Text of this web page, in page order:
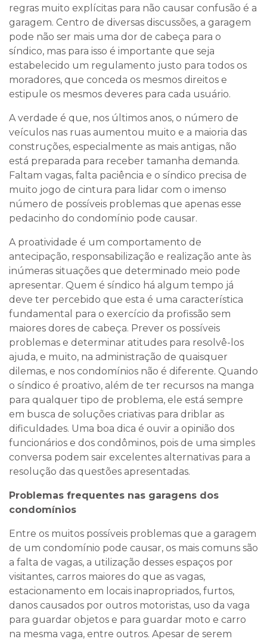
regras muito explícitas para não causar confusão é a
garagem. Centro de diversas discussões, a garagem
pode não ser mais uma dor de cabeça para o
síndico, mas para isso é importante que seja
estabelecido um regulamento justo para todos os
moradores, que conceda os mesmos direitos e
estipule os mesmos deveres para cada usuário.
A verdade é que, nos últimos anos, o número de
veículos nas ruas aumentou muito e a maioria das
construções, especialmente as mais antigas, não
está preparada para receber tamanha demanda.
Faltam vagas, falta paciência e o síndico precisa de
muito jogo de cintura para lidar com o imenso
número de possíveis problemas que apenas esse
pedacinho do condomínio pode causar.
A proatividade é um comportamento de
antecipação, responsabilização e realização ante às
inúmeras situações que determinado meio pode
apresentar. Quem é síndico há algum tempo já
deve ter percebido que esta é uma característica
fundamental para o exercício da profissão sem
maiores dores de cabeça. Prever os possíveis
problemas e determinar atitudes para resolvê-los
ajuda, e muito, na administração de quaisquer
dilemas, e nos condomínios não é diferente. Quando
o síndico é proativo, além de ter recursos na manga
para qualquer tipo de problema, ele está sempre
em busca de soluções criativas para driblar as
dificuldades. Uma boa dica é ouvir a opinião dos
funcionários e dos condôminos, pois de uma simples
conversa podem sair excelentes alternativas para a
resolução das questões apresentadas.
Problemas frequentes nas garagens dos
condomínios
Entre os muitos possíveis problemas que a garagem
de um condomínio pode causar, os mais comuns são
a falta de vagas, a utilização desses espaços por
visitantes, carros maiores do que as vagas,
estacionamento em locais inapropriados, furtos,
danos causados por outros motoristas, uso da vaga
para guardar objetos e para guardar moto e carro
na mesma vaga, entre outros. Apesar de serem